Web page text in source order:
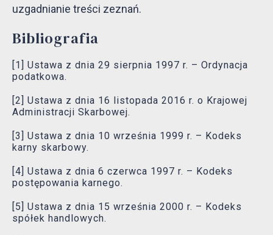
uzgadnianie treści zeznań.
Bibliografia
[1] Ustawa z dnia 29 sierpnia 1997 r. – Ordynacja
podatkowa.
[2] Ustawa z dnia 16 listopada 2016 r. o Krajowej
Administracji Skarbowej.
[3] Ustawa z dnia 10 września 1999 r. – Kodeks
karny skarbowy.
[4] Ustawa z dnia 6 czerwca 1997 r. – Kodeks
postępowania karnego.
[5] Ustawa z dnia 15 września 2000 r. – Kodeks
spółek handlowych.